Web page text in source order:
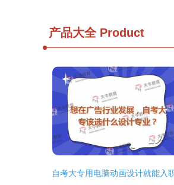
产品大全Product